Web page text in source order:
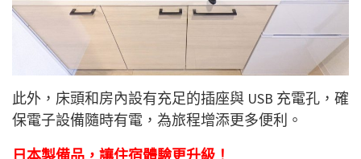
此外，床頭和房內設有充足的插座與 USB 充電孔，確
保電子設備隨時有電，為旅程增添更多便利。
日本製備品，讓住宿體驗更升級！